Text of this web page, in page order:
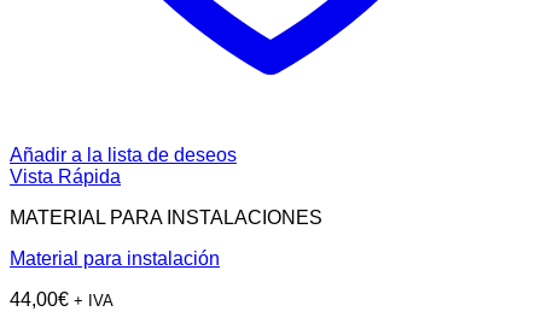
Añadir a la lista de deseos
Vista Rápida
MATERIAL PARA INSTALACIONES
Material para instalación
44,00€ + IVA